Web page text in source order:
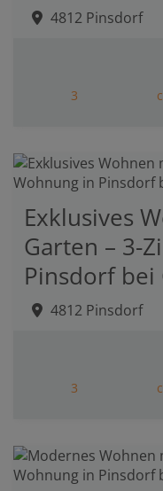
4812 Pinsdorf
3
Exklusives
Garten – 3-
Pinsdorf bei
4812 Pinsdorf
3